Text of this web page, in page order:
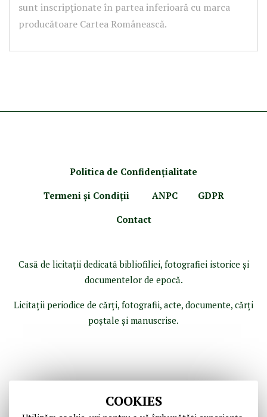
sunt inscripționate în partea inferioară cu marca
producătoare Cartea Românească.
COOKIES
Politica de Confidenţialitate
Termeni şi Condiţii
ANPC
GDPR
Contact
Casă de licitaţii dedicată bibliofiliei, fotografiei istorice şi
documentelor de epocă.
Licitaţii periodice de cărţi, fotografii, acte, documente, cărţi
poştale şi manuscrise.